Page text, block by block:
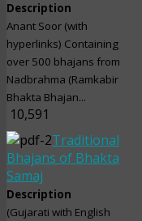
Description
Anant Soor (with
hyperlinks) Containing
over 500 bhajans from
Nadbrahma (Ramkabir
Bhakta Bhajan...
10,591
Traditional
Bhajans of Bhakta
Samaj
Description
(Gujarati with English